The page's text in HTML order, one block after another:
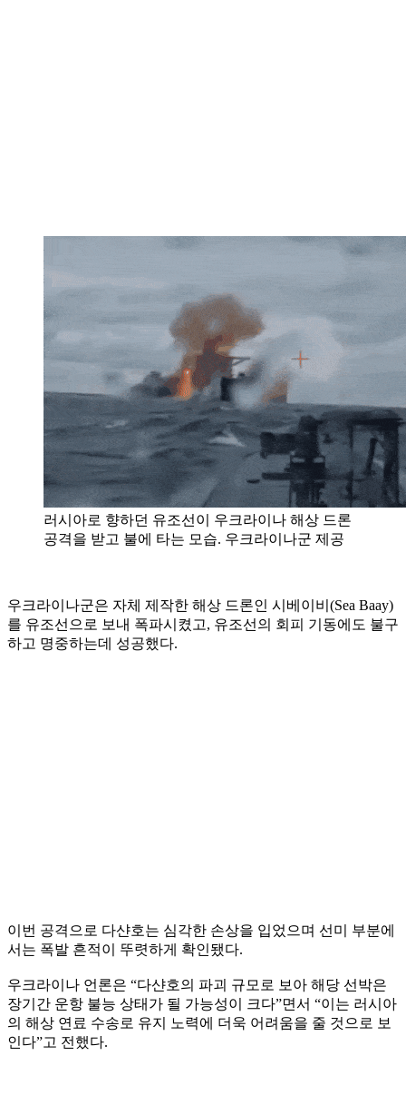
러시아로 향하던 유조선이 우크라이나 해상 드론
공격을 받고 불에 타는 모습. 우크라이나군 제공
우크라이나군은 자체 제작한 해상 드론인 시베이비(Sea Baay)
를 유조선으로 보내 폭파시켰고, 유조선의 회피 기동에도 불구
하고 명중하는데 성공했다.
이번 공격으로 다샨호는 심각한 손상을 입었으며 선미 부분에
서는 폭발 흔적이 뚜렷하게 확인됐다.
우크라이나 언론은 “다샨호의 파괴 규모로 보아 해당 선박은
장기간 운항 불능 상태가 될 가능성이 크다”면서 “이는 러시아
의 해상 연료 수송로 유지 노력에 더욱 어려움을 줄 것으로 보
인다”고 전했다.